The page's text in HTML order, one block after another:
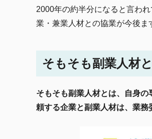
2000年の約半分になると言わ
業・兼業人材との協業が今後ま
そもそも副業人材
そもそも副業人材とは、自身
頼する企業と副業人材は、業務